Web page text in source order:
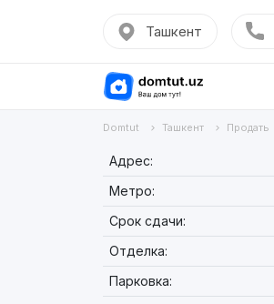
Ташкент
Domtut Ташкент Продать
Адрес:
Метро:
Срок сдачи:
Отделка:
Парковка: